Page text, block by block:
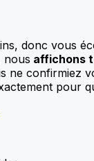
donc vous
nous affichons
ne confirmiez
pour